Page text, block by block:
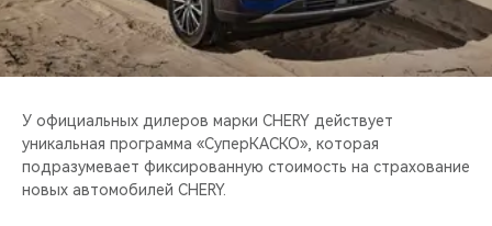
CHERY И СПОРТ
НАШИ МЕРОПРИЯТИЯ
ВИДЕООБЗОРЫ
У официальных дилеров марки CHERY действует
уникальная программа «СуперКАСКО», которая
подразумевает фиксированную стоимость на страхование
новых автомобилей CHERY.